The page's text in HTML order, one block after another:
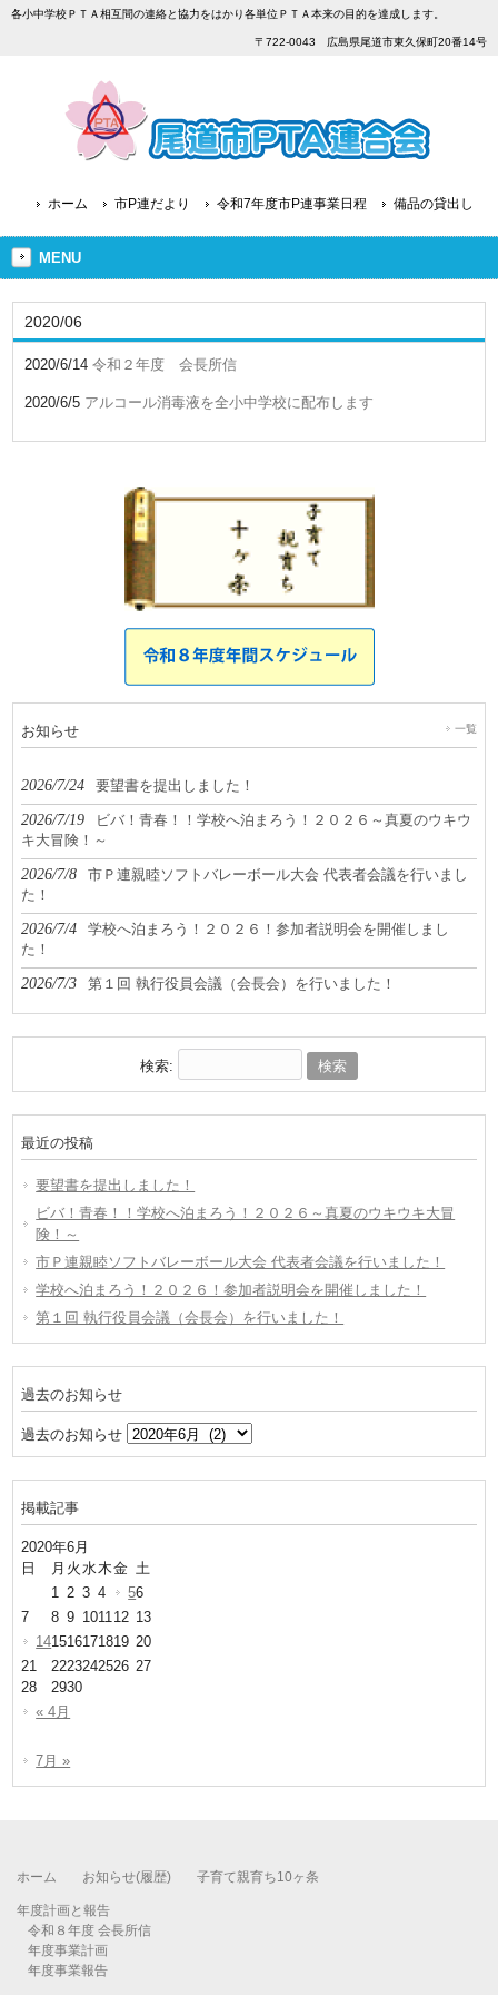
各小中学校ＰＴＡ相互間の連絡と協力をはかり各単位ＰＴＡ本来の目的を達成します。
〒722-0043 広島県尾道市東久保町20番14号
ホーム 市P連だより 令和7年度市P連事業日程 備品の貸出し
MENU
2020/06
2020/6/14 令和２年度 会長所信
2020/6/5 アルコール消毒液を全小中学校に配布します
お知らせ 一覧
2026/7/24 要望書を提出しました！
2026/7/19
ビバ！青春！！学校へ泊まろう！２０２６～真夏のウキウ
キ大冒険！～
2026/7/8
市Ｐ連親睦ソフトバレーボール大会 代表者会議を行いまし
た！
2026/7/4
学校へ泊まろう！２０２６！参加者説明会を開催しまし
た！
2026/7/3 第１回 執行役員会議（会長会）を行いました！
検索:
最近の投稿
要望書を提出しました！
ビバ！青春！！学校へ泊まろう！２０２６～真夏のウキウキ大冒
険！～
市Ｐ連親睦ソフトバレーボール大会 代表者会議を行いました！
学校へ泊まろう！２０２６！参加者説明会を開催しました！
第１回 執行役員会議（会長会）を行いました！
過去のお知らせ
過去のお知らせ
掲載記事
2020年6月
日
月 火 水木金 土
1 2 3 4 56
7
8 9 101112 13
141516171819 20
21
2223242526 27
28
2930
« 4月
7月 »
ホーム お知らせ(履歴) 子育て親育ち10ヶ条
年度計画と報告
令和８年度 会長所信
年度事業計画
年度事業報告